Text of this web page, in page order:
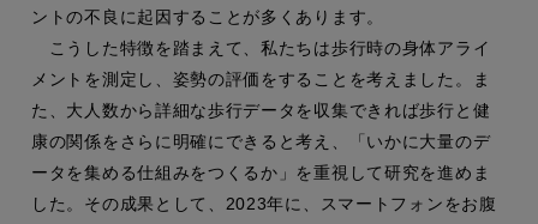
ントの不良に起因することが多くあります。
こうした特徴を踏まえて、私たちは歩行時の身体アライ
メントを測定し、姿勢の評価をすることを考えました。ま
た、大人数から詳細な歩行データを収集できれば歩行と健
康の関係をさらに明確にできると考え、「いかに大量のデ
ータを集める仕組みをつくるか」を重視して研究を進めま
した。その成果として、2023年に、スマートフォンをお腹